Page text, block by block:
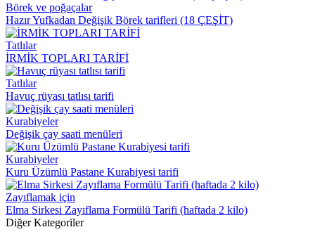
Börek ve poğaçalar
Hazır Yufkadan Değişik Börek tarifleri (18 ÇEŞİT)
Tatlılar
İRMİK TOPLARI TARİFİ
Tatlılar
Havuç rüyası tatlısı tarifi
Kurabiyeler
Değişik çay saati menüleri
Kurabiyeler
Kuru Üzümlü Pastane Kurabiyesi tarifi
Zayıflamak için
Elma Sirkesi Zayıflama Formülü Tarifi (haftada 2 kilo)
Diğer Kategoriler